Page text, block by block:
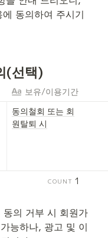
동의하여 주시기
(선택)
보유/이용기간
동의철회 또는 회
원탈퇴 시
COUNT 1
의 거부 시 회원가
능하나, 광고 및 이